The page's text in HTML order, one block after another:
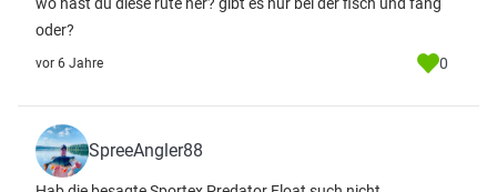
oder?
vor 6 Jahre 0
SpreeAngler88